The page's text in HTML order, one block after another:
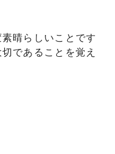
晴らしいことです
であることを覚え